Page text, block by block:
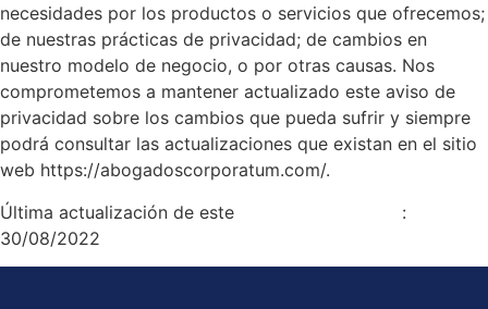
necesidades por los productos o servicios que ofrecemos;
de nuestras prácticas de privacidad; de cambios en
nuestro modelo de negocio, o por otras causas. Nos
comprometemos a mantener actualizado este aviso de
privacidad sobre los cambios que pueda sufrir y siempre
podrá consultar las actualizaciones que existan en el sitio
web https://abogadoscorporatum.com/.
Última actualización de este
:
30/08/2022